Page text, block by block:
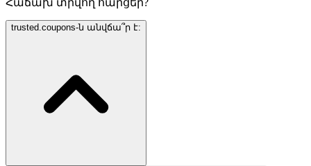
trusted.coupons-ն անվճա՞ր է: